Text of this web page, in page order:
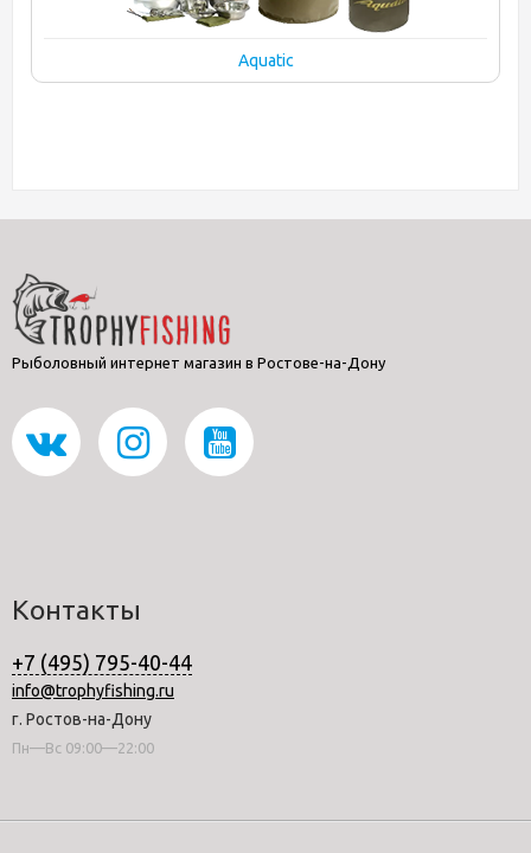
Aquatic
Рыболовный интернет магазин в Ростове-на-Дону
Контакты
+7 (495) 795-40-44
info@trophyfishing.ru
г. Ростов-на-Дону
Пн—Вс 09:00—22:00